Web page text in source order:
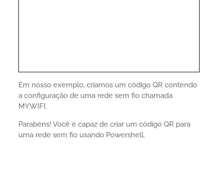
Em nosso exemplo, criamos um código QR contendo
a configuração de uma rede sem fio chamada
MYWIFI.
Parabéns! Você é capaz de criar um código QR para
uma rede sem fio usando Powershell.